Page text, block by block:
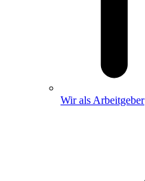
Wir als Arbeitgeber